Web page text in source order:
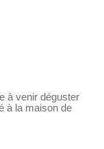
à venir déguster
à la maison de